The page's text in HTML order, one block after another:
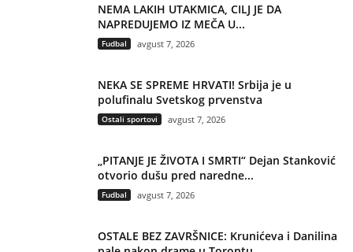
NEMA LAKIH UTAKMICA, CILJ JE DA
NAPREDUJEMO IZ MEČA U...
Fudbal avgust 7, 2026
NEKA SE SPREME HRVATI! Srbija je u
polufinalu Svetskog prvenstva
Ostali sportovi avgust 7, 2026
„PITANJE JE ŽIVOTA I SMRTI“ Dejan Stanković
otvorio dušu pred naredne...
Fudbal avgust 7, 2026
OSTALE BEZ ZAVRŠNICE: Krunićeva i Danilina